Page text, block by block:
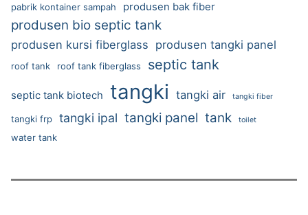
pabrik kontainer sampah
produsen bak fiber
produsen bio septic tank
produsen kursi fiberglass produsen tangki panel
roof tank roof tank fiberglass septic tank
septic tank biotech tangki tangki air tangki fiber
tangki frp tangki ipal tangki panel tank toilet
water tank